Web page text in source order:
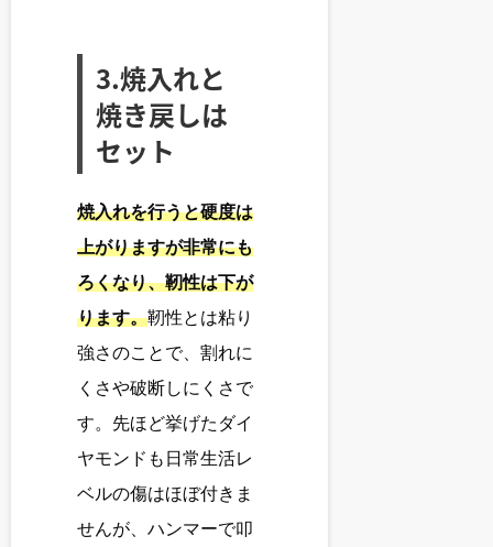
3.焼入れと
焼き戻しは
セット
焼入れを行うと硬度は
上がりますが非常にも
ろくなり、靭性は下が
ります。靭性とは粘り
強さのことで、割れに
くさや破断しにくさで
す。先ほど挙げたダイ
ヤモンドも日常生活レ
ベルの傷はほぼ付きま
せんが、ハンマーで叩